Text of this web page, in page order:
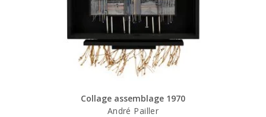
Collage assemblage 1970
André Pailler